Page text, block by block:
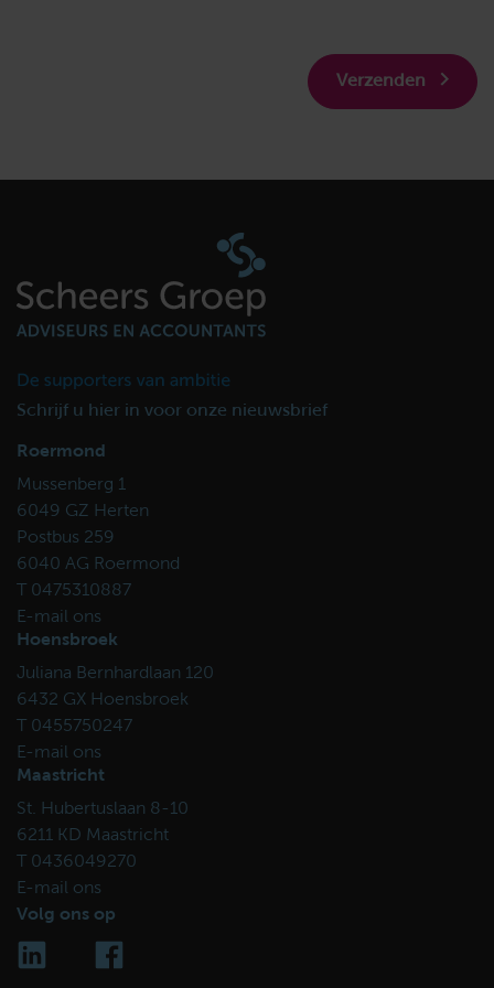
Verzenden
Schrijf u hier in voor onze nieuwsbrief
Roermond
Mussenberg 1
6049 GZ Herten
Postbus 259
6040 AG Roermond
T 0475310887
E-mail ons
Hoensbroek
Juliana Bernhardlaan 120
6432 GX Hoensbroek
T 0455750247
E-mail ons
Maastricht
St. Hubertuslaan 8-10
6211 KD Maastricht
T 0436049270
E-mail ons
Volg ons op